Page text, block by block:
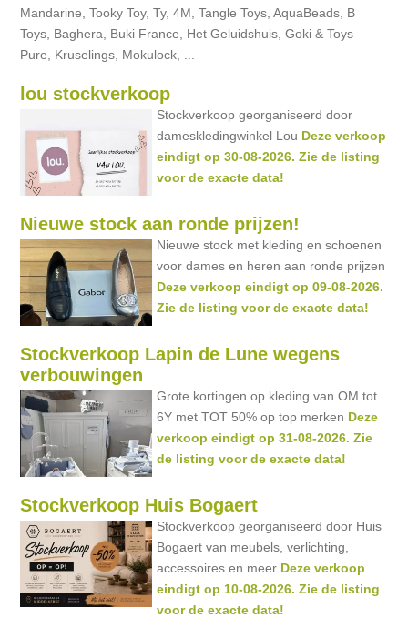
Mandarine, Tooky Toy, Ty, 4M, Tangle Toys, AquaBeads, B
Toys, Baghera, Buki France, Het Geluidshuis, Goki & Toys
Pure, Kruselings, Mokulock, ...
lou stockverkoop
Stockverkoop georganiseerd door
dameskledingwinkel Lou Deze verkoop
eindigt op 30-08-2026. Zie de listing
voor de exacte data!
Nieuwe stock aan ronde prijzen!
Nieuwe stock met kleding en schoenen
voor dames en heren aan ronde prijzen
Deze verkoop eindigt op 09-08-2026.
Zie de listing voor de exacte data!
Stockverkoop Lapin de Lune wegens
verbouwingen
Grote kortingen op kleding van OM tot
6Y met TOT 50% op top merken Deze
verkoop eindigt op 31-08-2026. Zie
de listing voor de exacte data!
Stockverkoop Huis Bogaert
Stockverkoop georganiseerd door Huis
Bogaert van meubels, verlichting,
accessoires en meer Deze verkoop
eindigt op 10-08-2026. Zie de listing
voor de exacte data!